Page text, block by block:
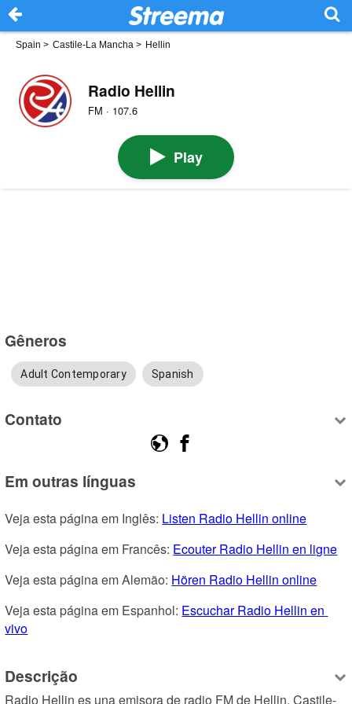
Spain > Castile-La Mancha > Hellin
Radio Hellin
FM · 107.6
Play
Gêneros
Adult Contemporary Spanish
Contato
Em outras línguas
Veja esta página em Inglês: Listen Radio Hellin online
Veja esta página em Francês: Ecouter Radio Hellin en ligne
Veja esta página em Alemão: Hören Radio Hellin online
Veja esta página em Espanhol: Escuchar Radio Hellin en
vivo
Descrição
Radio Hellin es una emisora de radio FM de Hellin, Castile-